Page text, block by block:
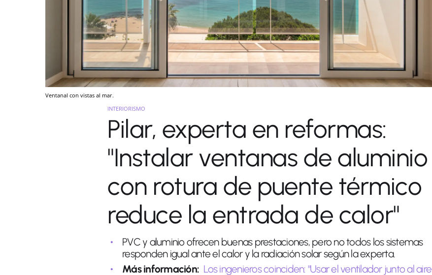
Ventanal con vistas al mar.
INTERIORISMO
Pilar, experta en reformas:
"Instalar ventanas de aluminio
con rotura de puente térmico
reduce la entrada de calor"
PVC y aluminio ofrecen buenas prestaciones, pero no todos los sistemas
responden igual ante el calor y la radiación solar según la experta.
Más información: Los ingenieros coinciden: "Usar el ventilador junto al aire